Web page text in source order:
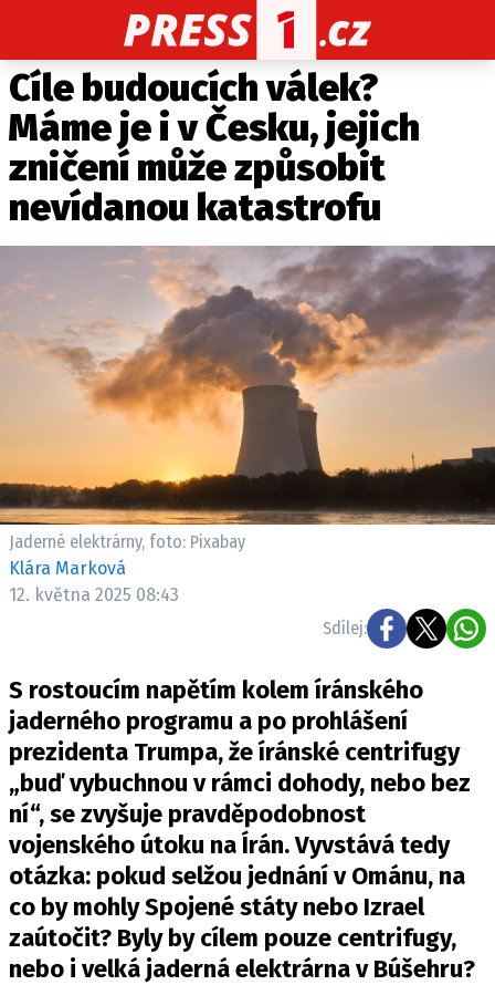
CELEBRITY NOVINKY SPORT
Máte příběh, fotku nebo video?
Pošlete e-mail na PRESS1.cz
O REDAKCI
KONTAKT
VYDAVATEL
Cíle budoucích válek?
Máme je i v Česku, jejich
zničení může způsobit
nevídanou katastrofu
Jaderné elektrárny, foto: Pixabay
Klára Marková
12. května 2025 08:43
Sdílej:
S rostoucím napětím kolem íránského
jaderného programu a po prohlášení
prezidenta Trumpa, že íránské centrifugy
„buď vybuchnou v rámci dohody, nebo bez
ní“, se zvyšuje pravděpodobnost
vojenského útoku na Írán. Vyvstává tedy
otázka: pokud selžou jednání v Ománu, na
co by mohly Spojené státy nebo Izrael
zaútočit? Byly by cílem pouze centrifugy,
nebo i velká jaderná elektrárna v Búšehru?